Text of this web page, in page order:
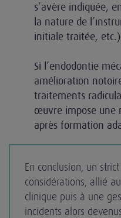
s’avère indiquée,
la nature de
initiale traitée,
Si l’endodontie
amélioration
traitements
œuvre impose une
après formation
En conclusion, un
considérations, allié
clinique puis à une
incidents alors